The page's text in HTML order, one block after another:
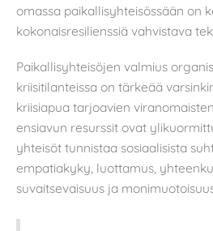
omassa paikallisyhteisössään on
kokonaisresilienssiä vahvistava
Paikallisyhteisöjen valmius
kriisitilanteissa on tärkeää
kriisiapua tarjoavien
ensiavun resurssit ovat
yhteisöt tunnistaa sosiaalisista
empatiakyky, luottamus,
suvaitsevaisuus ja